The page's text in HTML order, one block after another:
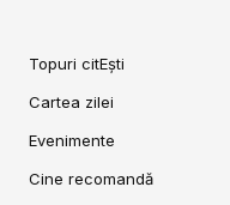
Topuri citEști
Cartea zilei
Evenimente
Cine recomandă